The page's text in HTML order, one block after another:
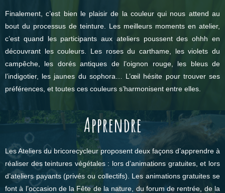
Finalement, c’est bien le plaisir de la couleur qui nous attend au
bout du processus de teinture. Les meilleurs moments en atelier,
c’est quand les participants aux ateliers poussent des ohhh en
découvrant les couleurs. Les roses du carthame, les violets du
campêche, les dorés antiques de l’oignon rouge, les bleus de
l’indigotier, les jaunes du sophora… L’œil hésite pour trouver ses
préférences, et toutes ces couleurs s’harmonisent entre elles.
Apprendre
Les Ateliers du bricorecycleur proposent deux façons d’apprendre à
réaliser des teintures végétales : lors d’animations gratuites, et lors
d’ateliers payants (privés ou collectifs). Les animations gratuites se
font à l’occasion de la Fête de la nature, du forum de rentrée, de la